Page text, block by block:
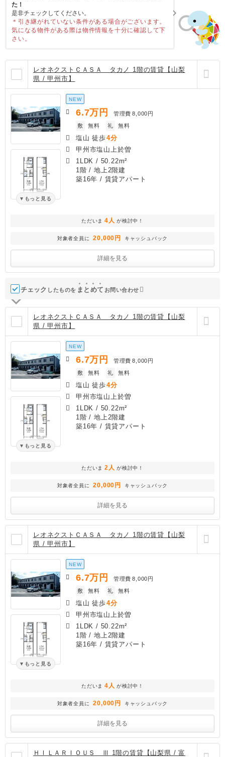
た！
是非チェックしてください。
＊引き継がれていない条件がある場合がございます。
気になる物件がある際は物件情報を十分に確認して下
さい。
レオネクストＣＡＳＡ タカノ 1階の賃貸【山梨
県 / 甲州市】
もっと見る
NEW
6.7万円 管理費 8,000円
敷
無料 礼 無料
塩山 徒歩4分
甲州市塩山上於曽
1LDK / 50.22m²
1階 / 地上2階建
築16年 / 賃貸アパート
ただいま 4人 が検討中！
対象者全員に 20,000円 キャッシュバック
詳細を見る
チェック したものを ま と めて お問い合わせ
レオネクストＣＡＳＡ タカノ 1階の賃貸【山梨
県 / 甲州市】
もっと見る
NEW
6.7万円 管理費 8,000円
敷
無料 礼 無料
塩山 徒歩4分
甲州市塩山上於曽
1LDK / 50.22m²
1階 / 地上2階建
築16年 / 賃貸アパート
ただいま 2人 が検討中！
対象者全員に 20,000円 キャッシュバック
詳細を見る
レオネクストＣＡＳＡ タカノ 1階の賃貸【山梨
県 / 甲州市】
もっと見る
NEW
6.7万円 管理費 8,000円
敷
無料 礼 無料
塩山 徒歩4分
甲州市塩山上於曽
1LDK / 50.22m²
1階 / 地上2階建
築16年 / 賃貸アパート
ただいま 4人 が検討中！
対象者全員に 20,000円 キャッシュバック
詳細を見る
ＨＩＬＡＲＩＯＵＳ Ⅲ 1階の賃貸【山梨県 / 富